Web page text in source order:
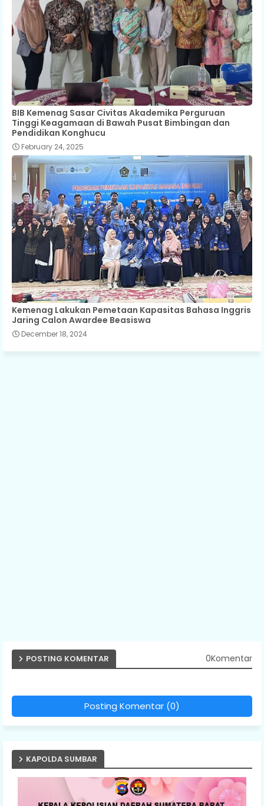
BIB Kemenag Sasar Civitas Akademika Perguruan
Tinggi Keagamaan di Bawah Pusat Bimbingan dan
Pendidikan Konghucu
February 24, 2025
Kemenag Lakukan Pemetaan Kapasitas Bahasa Inggris
Jaring Calon Awardee Beasiswa
December 18, 2024
POSTING KOMENTAR 0Komentar
Posting Komentar (0)
KAPOLDA SUMBAR